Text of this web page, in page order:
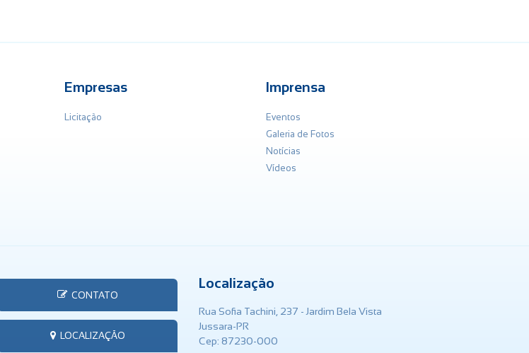
Empresas
Licitação
Imprensa
Eventos
Galeria de Fotos
Notícias
Vídeos
CONTATO
LOCALIZAÇÃO
Localização
Rua Sofia Tachini, 237 - Jardim Bela Vista
Jussara-PR
Cep: 87230-000